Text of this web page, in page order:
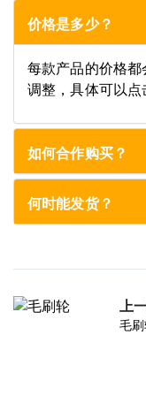
价格是多少？
每款产品的价格
调整，具体可以点
如何合作购买？
何时能发货？
上
毛